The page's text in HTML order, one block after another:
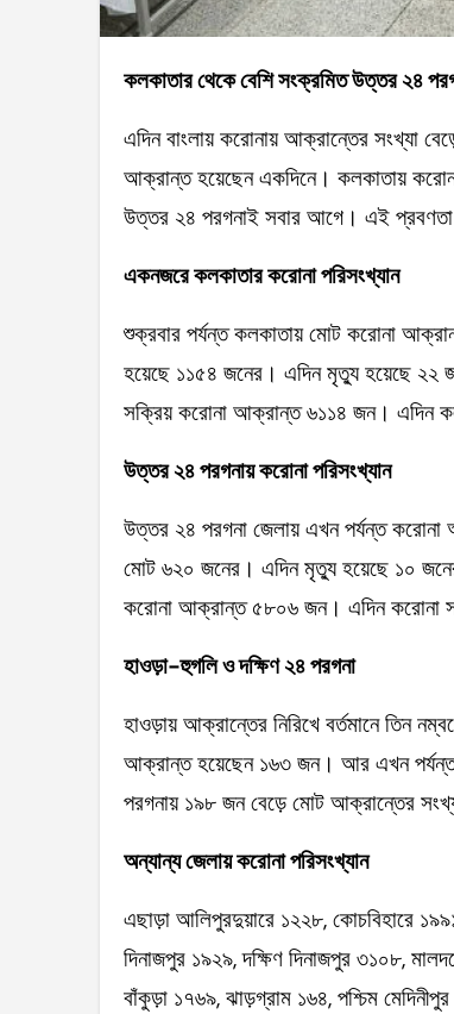
কলকাতার থেকে বেশি সংক্রমিত উত্তর ২৪
এদিন বাংলায় করোনায় আক্রান্তের সংখ্যা
আক্রান্ত হয়েছেন একদিনে। কলকাতায়
উত্তর ২৪ পরগনাই সবার আগে। এই
একনজরে কলকাতার করোনা পরিসংখ্যান
শুক্রবার পর্যন্ত কলকাতায় মোট করোনা
হয়েছে ১১৫৪ জনের। এদিন মৃত্যু হয়েছে
সক্রিয় করোনা আক্রান্ত ৬১১৪ জন। এদিন
উত্তর ২৪ পরগনায় করোনা পরিসংখ্যান
উত্তর ২৪ পরগনা জেলায় এখন পর্যন্ত
মোট ৬২০ জনের। এদিন মৃত্যু হয়েছে ১০
করোনা আক্রান্ত ৫৮০৬ জন। এদিন করোনা
হাওড়া-হুগলি ও দক্ষিণ ২৪ পরগনা
হাওড়ায় আক্রান্তের নিরিখে বর্তমানে তিন
আক্রান্ত হয়েছেন ১৬৩ জন। আর এখন
পরগনায় ১৯৮ জন বেড়ে মোট আক্রান্তের
অন্যান্য জেলায় করোনা পরিসংখ্যান
এছাড়া আলিপুরদুয়ারে ১২২৮, কোচবিহারে
দিনাজপুর ১৯২৯, দক্ষিণ দিনাজপুর ৩১০৮,
বাঁকুড়া ১৭৬৯, ঝাড়গ্রাম ১৬৪, পশ্চিম